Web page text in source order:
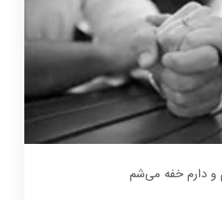
و دارم خفه می‌شم